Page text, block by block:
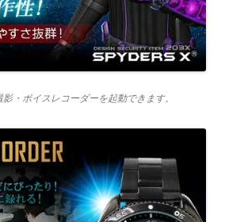
・ボイスレコーダーを起動できます。